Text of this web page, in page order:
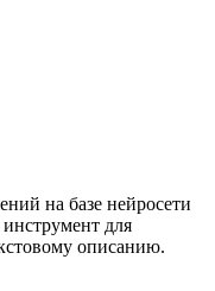
на базе нейросети
для
описанию.